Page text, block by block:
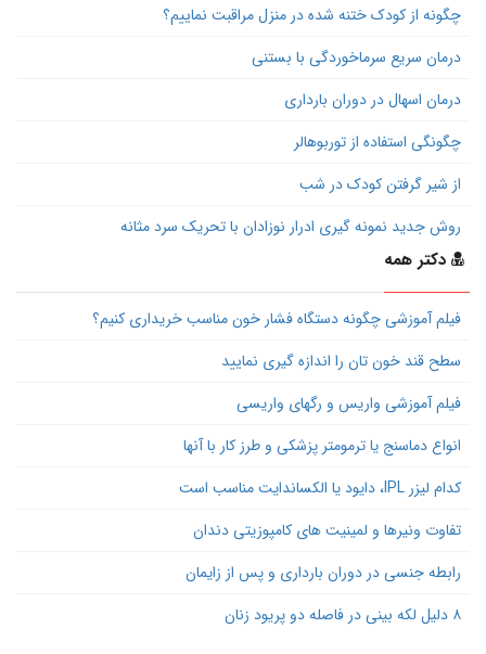
چگونه از کودک ختنه شده در منزل مراقبت نماییم؟
درمان سریع سرماخوردگی با بستنی
درمان اسهال در دوران بارداری
چگونگی استفاده از توربوهالر
از شیر گرفتن کودک در شب
روش جدید نمونه گیری ادرار نوزادان با تحریک سرد مثانه
دکتر همه
فیلم آموزشی چگونه دستگاه فشار خون مناسب خریداری کنیم؟
سطح قند خون تان را اندازه گیری نمایید
فیلم آموزشی واریس و رگهای واریسی
انواع دماسنج یا ترمومتر پزشکی و طرز کار با آنها
کدام لیزر IPL، دایود یا الکساندایت مناسب است
تفاوت ونیرها و لمینیت های کامپوزیتی دندان
رابطه جنسی در دوران بارداری و پس از زایمان
۸ دلیل لکه بینی در فاصله دو پریود زنان